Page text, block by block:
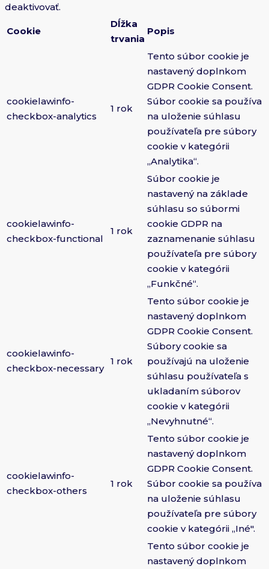
deaktivovať.
Cookie
Dĺžka
trvania
Popis
cookielawinfo-
checkbox-analytics
1 rok
Tento súbor cookie je
nastavený doplnkom
GDPR Cookie Consent.
Súbor cookie sa používa
na uloženie súhlasu
používateľa pre súbory
cookie v kategórii
„Analytika“.
cookielawinfo-
checkbox-functional
1 rok
Súbor cookie je
nastavený na základe
súhlasu so súbormi
cookie GDPR na
zaznamenanie súhlasu
používateľa pre súbory
cookie v kategórii
„Funkčné“.
cookielawinfo-
checkbox-necessary
1 rok
Tento súbor cookie je
nastavený doplnkom
GDPR Cookie Consent.
Súbory cookie sa
používajú na uloženie
súhlasu používateľa s
ukladaním súborov
cookie v kategórii
„Nevyhnutné“.
cookielawinfo-
checkbox-others
1 rok
Tento súbor cookie je
nastavený doplnkom
GDPR Cookie Consent.
Súbor cookie sa používa
na uloženie súhlasu
používateľa pre súbory
cookie v kategórii „Iné".
Tento súbor cookie je
nastavený doplnkom